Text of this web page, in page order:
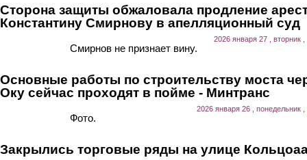
Сторона защиты обжаловала продление
Константину Смирнову в апелляционный суд
2026 января 27 , вторник ,
Смирнов не признает вину.
Основные работы по строительству моста
Оку сейчас проходят в пойме - Минтранс
2026 января 26 , понедельник ,
Фото.
Закрылись торговые ряды на улице